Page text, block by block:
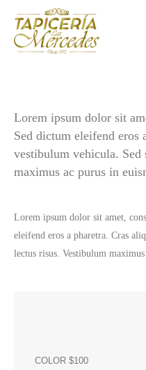
Lorem ipsum dolor sit
Sed dictum eleifend eros
vestibulum vehicula. Sed
maximus ac purus in
Lorem ipsum dolor sit amet,
eleifend eros a pharetra. Cras
lectus risus. Vestibulum
COLOR $100